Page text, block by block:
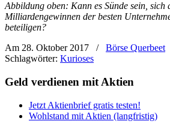
Abbildung oben: Kann es Sünde sein, sich
Milliardengewinnen der besten
beteiligen?
Am 28. Oktober 2017
/
Börse Querbeet
Schlagwörter: Kurioses
Geld verdienen mit Aktien
Jetzt Aktienbrief gratis testen!
Wohlstand mit Aktien (langfristig)